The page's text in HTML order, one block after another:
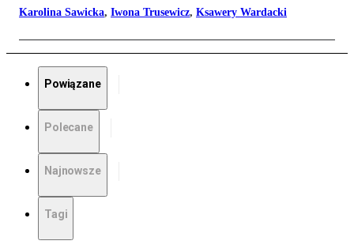
Karolina Sawicka, Iwona Trusewicz, Ksawery Wardacki
Powiązane
Polecane
Najnowsze
Tagi